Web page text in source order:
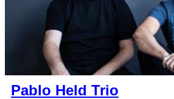
Pablo Held Trio